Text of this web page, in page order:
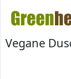
Vegane